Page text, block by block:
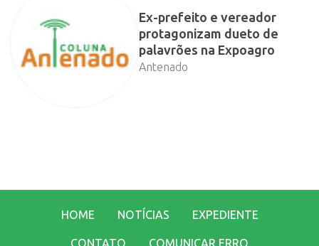
Ex-prefeito e vereador
protagonizam dueto de
palavrões na Expoagro
Antenado
HOME NOTÍCIAS EXPEDIENTE